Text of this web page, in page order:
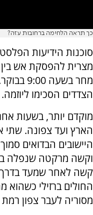
כך תראה הלחימה ברחובות עזה?
סוכנות הידיעות
מצרית להפסקת אש
מחר
הצדדים הסכימו ליוזמה.
מוקדם יותר, בשעות
היישובים הבדואים
קשה לאחר שמעד בדרך
החולים ברזילי
מסוריה לעבר צפון